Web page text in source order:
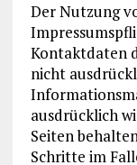
Der Nutzung
Kontaktdaten
nicht
ausdrücklich
Seiten
Schritte im